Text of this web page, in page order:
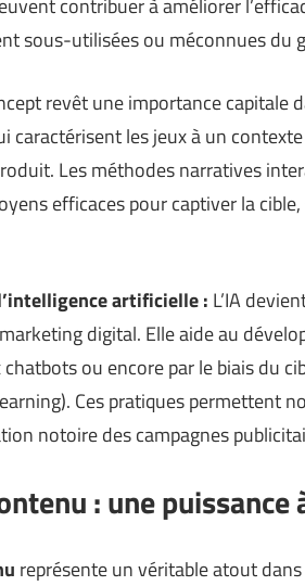
sous-utilisées ou méconnues du
revêt une importance capitale
caractérisent les jeux à un
Les méthodes narratives
efficaces pour captiver la
artificielle : L’IA
digital. Elle aide au
ou encore par le biais du
Ces pratiques permettent
notoire des campagnes
: une puissance
représente un véritable atout